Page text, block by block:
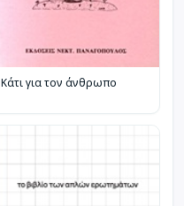
Κάτι για τον άνθρωπο